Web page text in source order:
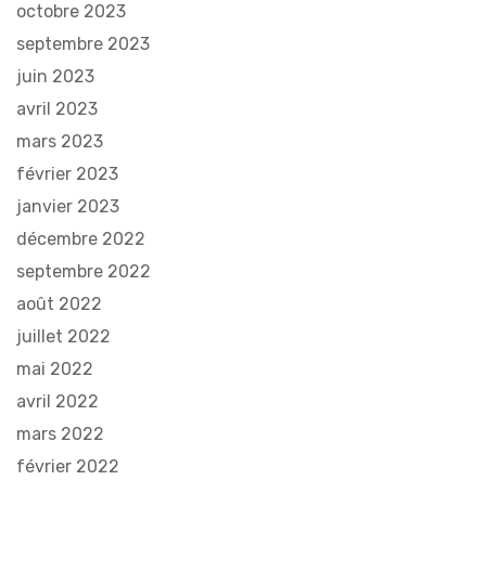
octobre 2023
septembre 2023
juin 2023
avril 2023
mars 2023
février 2023
janvier 2023
décembre 2022
septembre 2022
août 2022
juillet 2022
mai 2022
avril 2022
mars 2022
février 2022